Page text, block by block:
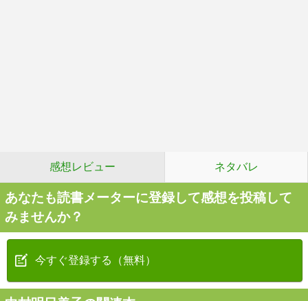
感想レビュー ネタバレ
あなたも読書メーターに登録して感想を投稿して
みませんか？
今すぐ登録する（無料）